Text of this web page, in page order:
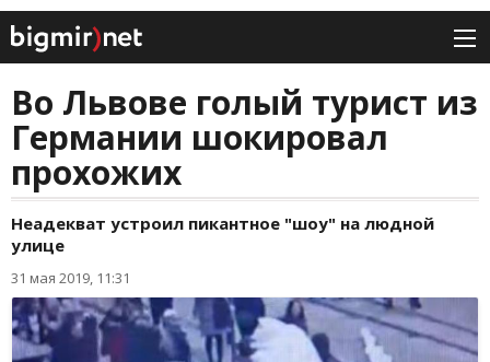
Во Львове голый турист из
Германии шокировал
прохожих
Неадекват устроил пикантное "шоу" на людной
улице
31 мая 2019, 11:31